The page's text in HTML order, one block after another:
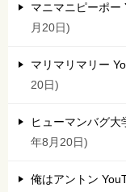
マニマニピーポ
月20日
マリマリマリー
20日
ヒューマンバグ
年8月20日
俺はアントン